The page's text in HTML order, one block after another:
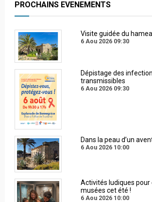
PROCHAINS EVENEMENTS
Visite guidée du
6 Aou 2026 09:30
Dépistage des
transmissibles
6 Aou 2026 09:30
Dans la peau d’un
6 Aou 2026 10:00
Activités ludiques pour
musées cet été !
6 Aou 2026 10:00